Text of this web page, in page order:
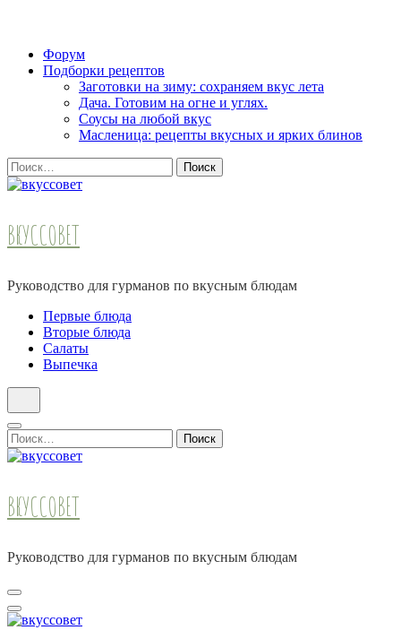
Skip
Форум
Подборки рецептов
Заготовки на зиму: сохраняем вкус лета
Дача. Готовим на огне и углях.
Соусы на любой вкус
Масленица: рецепты вкусных и ярких блинов
Найти:
ВКУССОВЕТ
Руководство для гурманов по вкусным блюдам
Первые блюда
Вторые блюда
Салаты
Выпечка
Найти:
ВКУССОВЕТ
Руководство для гурманов по вкусным блюдам